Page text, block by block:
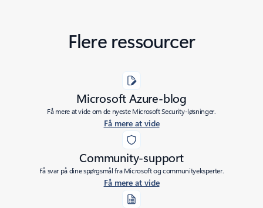
Flere ressourcer
Microsoft Azure-blog
Få mere at vide om de nyeste Microsoft Security-løsninger.
Få mere at vide
Community-support
Få svar på dine spørgsmål fra Microsoft og communityeksperter.
Få mere at vide